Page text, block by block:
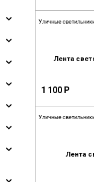
Уличные
Лента
1 100 Р
Уличные
Лента